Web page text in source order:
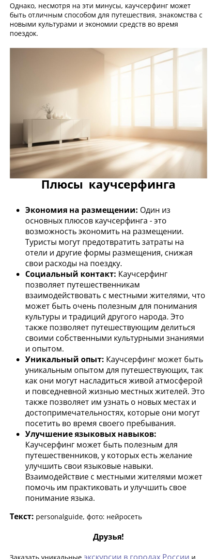
Однако, несмотря на эти минусы, каучсерфинг может
быть отличным способом для путешествия, знакомства с
новыми культурами и экономии средств во время
поездок.
Плюсы каучсерфинга
Экономия на размещении: Один из
основных плюсов каучсерфинга - это
возможность экономить на размещении.
Туристы могут предотвратить затраты на
отели и другие формы размещения, снижая
свои расходы на поездку.
Социальный контакт: Каучсерфинг
позволяет путешественникам
взаимодействовать с местными жителями, что
может быть очень полезным для понимания
культуры и традиций другого народа. Это
также позволяет путешествующим делиться
своими собственными культурными знаниями
и опытом.
Уникальный опыт: Каучсерфинг может быть
уникальным опытом для путешествующих, так
как они могут насладиться живой атмосферой
и повседневной жизнью местных жителей. Это
также позволяет им узнать о новых местах и
достопримечательностях, которые они могут
посетить во время своего пребывания.
Улучшение языковых навыков:
Каучсерфинг может быть полезным для
путешественников, у которых есть желание
улучшить свои языковые навыки.
Взаимодействие с местными жителями может
помочь им практиковать и улучшить свое
понимание языка.
Текст: personalguide, фото: нейросеть
Друзья!